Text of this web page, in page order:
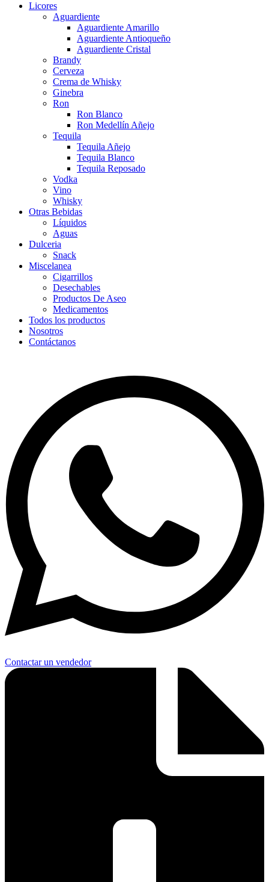
Licores
Aguardiente
Aguardiente Amarillo
Aguardiente Antioqueño
Aguardiente Cristal
Brandy
Cerveza
Crema de Whisky
Ginebra
Ron
Ron Blanco
Ron Medellín Añejo
Tequila
Tequila Añejo
Tequila Blanco
Tequila Reposado
Vodka
Vino
Whisky
Otras Bebidas
Líquidos
Aguas
Dulceria
Snack
Miscelanea
Cigarrillos
Desechables
Productos De Aseo
Medicamentos
Todos los productos
Nosotros
Contáctanos
Contactar un vendedor